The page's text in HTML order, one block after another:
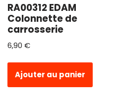
RA00312 EDAM
Colonnette de
carrosserie
6,90 €
Ajouter au panier